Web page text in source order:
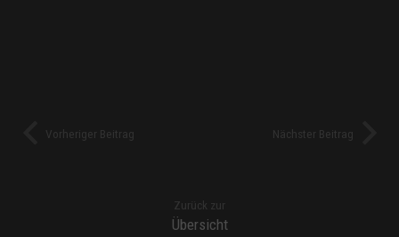
Vorheriger Beitrag Nächster Beitrag
Zurück zur
Übersicht